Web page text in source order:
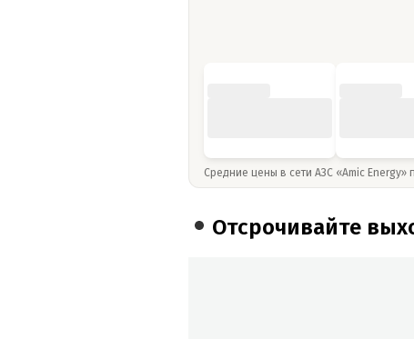
Средние цены в сети АЗС «Amic Energy»
Отсрочивайте